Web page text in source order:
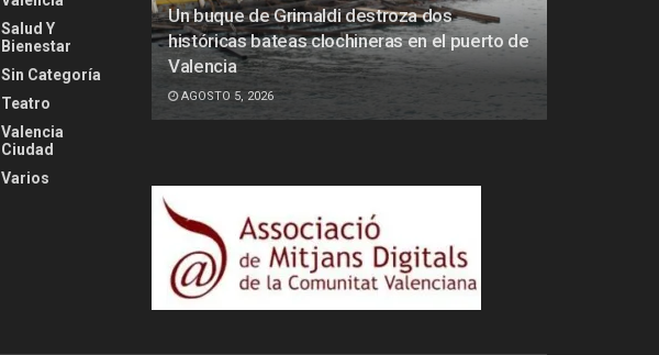
Salud Y
Bienestar
Sin Categoría
Teatro
Valencia
Ciudad
Varios
Un buque de Grimaldi destroza dos
históricas bateas clochineras en el puerto de
Valencia
AGOSTO 5, 2026